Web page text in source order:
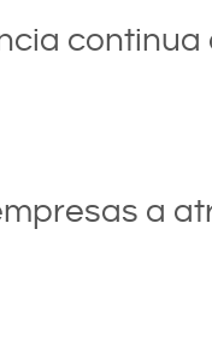
continua
a